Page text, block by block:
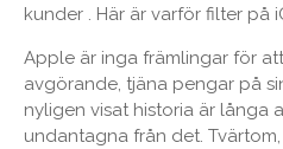
kunder . Här är varför filter på
Apple är inga främlingar för
avgörande, tjäna pengar på
nyligen visat historia är långa
undantagna från det.